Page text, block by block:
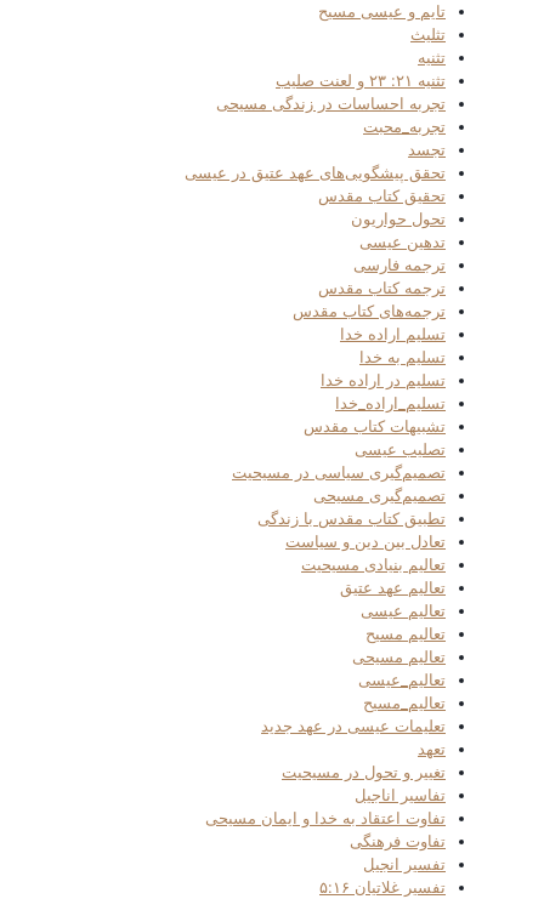
تایم و عیسی مسیح
تثلیث
تثنیه
تثنیه ۲۱: ۲۳ و لعنت صلیب
تجربه احساسات در زندگی مسیحی
تجربه_محبت
تجسد
تحقق پیشگویی‌های عهد عتیق در عیسی
تحقیق کتاب مقدس
تحول حواریون
تدهین عیسی
ترجمه فارسی
ترجمه کتاب مقدس
ترجمه‌های کتاب مقدس
تسلیم اراده خدا
تسلیم به خدا
تسلیم در اراده خدا
تسلیم_اراده_خدا
تشبیهات کتاب مقدس
تصلیب عیسی
تصمیم‌گیری سیاسی در مسیحیت
تصمیم‌گیری مسیحی
تطبیق کتاب مقدس با زندگی
تعادل بین دین و سیاست
تعالیم بنیادی مسیحیت
تعالیم عهد عتیق
تعالیم عیسی
تعالیم مسیح
تعالیم مسیحی
تعالیم_عیسی
تعالیم_مسیح
تعلیمات عیسی در عهد جدید
تعهد
تغییر و تحول در مسیحیت
تفاسیر اناجیل
تفاوت اعتقاد به خدا و ایمان مسیحی
تفاوت فرهنگی
تفسیر انجیل
تفسیر غلاتیان ۵:۱۶